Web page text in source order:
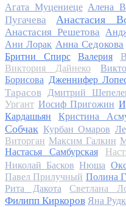
Агата Муцениеце Алена
Пугачева
Анастасия
Анастасия Решетова
Ани Лорак Анна Седокова
Бритни Спирс
Валерия
Виктория Дайнеко
Борисова Дженнифер
Тарасов
Дмитрий
Ургант Иосиф Пригожин
Кардашьян
Кристина
Собчак Курбан Омаров
Виторган Максим Галкин
Настасья Самбурская
Николай Басков Нюша
Павел Прилучный Полина
Рита Дакота
Светлана
Филипп Киркоров Яна